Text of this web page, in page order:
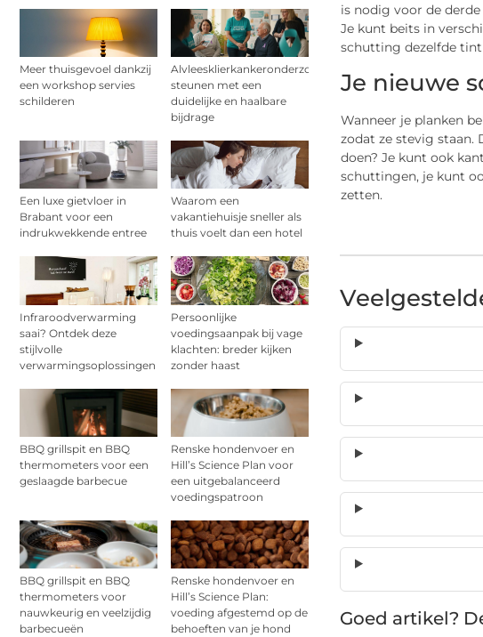
Meer thuisgevoel dankzij
een workshop servies
schilderen
Alvleesklierkankeronderzoek
steunen met een
duidelijke en haalbare
bijdrage
Een luxe gietvloer in
Brabant voor een
indrukwekkende entree
Waarom een
vakantiehuisje sneller als
thuis voelt dan een hotel
Infraroodverwarming
saai? Ontdek deze
stijlvolle
verwarmingsoplossingen
Persoonlijke
voedingsaanpak bij vage
klachten: breder kijken
zonder haast
BBQ grillspit en BBQ
thermometers voor een
geslaagde barbecue
Renske hondenvoer en
Hill’s Science Plan voor
een uitgebalanceerd
voedingspatroon
BBQ grillspit en BBQ
thermometers voor
nauwkeurig en veelzijdig
barbecueën
Renske hondenvoer en
Hill’s Science Plan:
voeding afgestemd op de
behoeften van je hond
is nodig voor de
Je kunt beits in
schutting dezelfde tint
Je nieuwe
Wanneer je planken
zodat ze stevig staan.
doen? Je kunt ook
schuttingen, je kunt
zetten.
Goed artikel?